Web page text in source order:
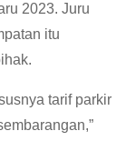
2023. Juru
itu
tarif parkir